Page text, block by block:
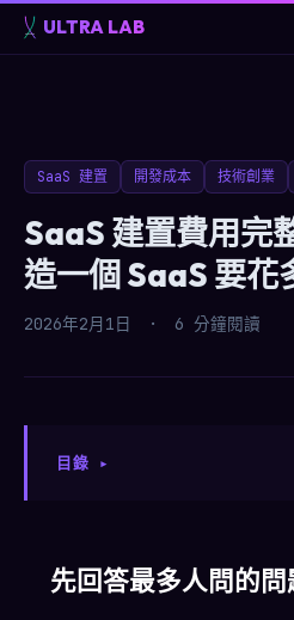
ULTRA LAB
SaaS 建置 開發成本 技術創業
SaaS 建置費用完
造一個 SaaS 要花
2026年2月1日 · 6 分鐘閱讀
目錄
先回答最多人問的問